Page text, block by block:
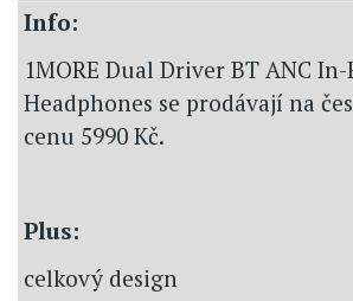
Info:
1MORE Dual Driver BT ANC In-
Headphones se prodávají na
cenu 5990 Kč.
Plus:
celkový design